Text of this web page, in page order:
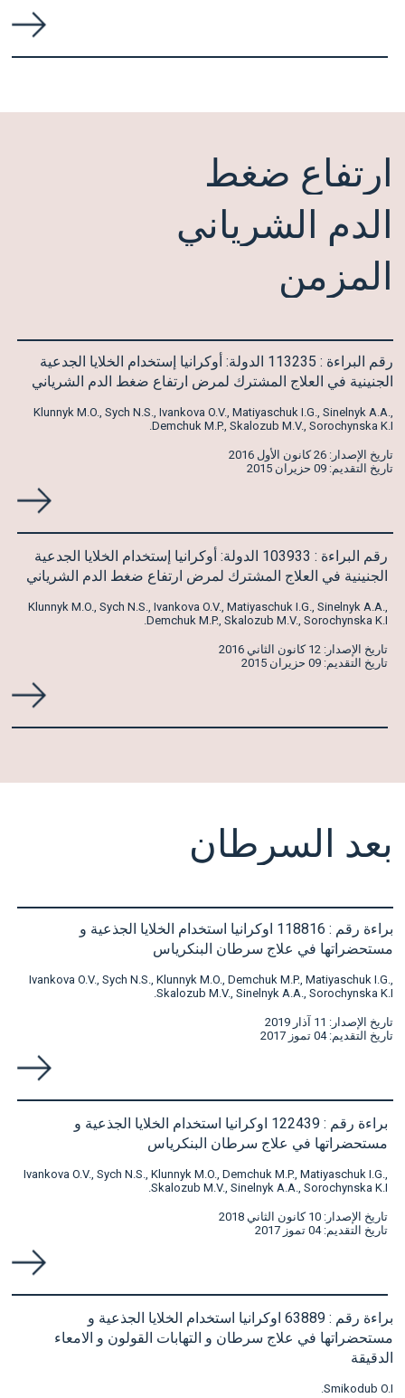
ارتفاع ضغط
الدم الشرياني
المزمن
رقم البراءة : 113235 الدولة: أوكرانيا إستخدام الخلايا الجدعية
الجنينية في العلاج المشترك لمرض ارتفاع ضغط الدم الشرياني
Klunnyk M.O., Sych N.S., Ivankova O.V., Matiyaschuk I.G., Sinelnyk A.A.,
Demchuk M.P., Skalozub M.V., Sorochynska K.I.
تاريخ الإصدار: 26 كانون الأول 2016
تاريخ التقديم: 09 حزيران 2015
رقم البراءة : 103933 الدولة: أوكرانيا إستخدام الخلايا الجدعية
الجنينية في العلاج المشترك لمرض ارتفاع ضغط الدم الشرياني
Klunnyk M.O., Sych N.S., Ivankova O.V., Matiyaschuk I.G., Sinelnyk A.A.,
Demchuk M.P., Skalozub M.V., Sorochynska K.I.
تاريخ الإصدار: 12 كانون الثاني 2016
تاريخ التقديم: 09 حزيران 2015
بعد السرطان
براءة رقم : 118816 اوكرانيا استخدام الخلايا الجذعية و
مستحضراتها في علاج سرطان البنكرياس
Ivankova O.V., Sych N.S., Klunnyk M.O., Demchuk M.P., Matiyaschuk I.G.,
Skalozub M.V., Sinelnyk A.A., Sorochynska K.I.
تاريخ الإصدار: 11 آذار 2019
تاريخ التقديم: 04 تموز 2017
براءة رقم : 122439 اوكرانيا استخدام الخلايا الجذعية و
مستحضراتها في علاج سرطان البنكرياس
Ivankova O.V., Sych N.S., Klunnyk M.O., Demchuk M.P., Matiyaschuk I.G.,
Skalozub M.V., Sinelnyk A.A., Sorochynska K.I.
تاريخ الإصدار: 10 كانون الثاني 2018
تاريخ التقديم: 04 تموز 2017
براءة رقم : 63889 اوكرانيا استخدام الخلايا الجذعية و
مستحضراتها في علاج سرطان و التهابات القولون و الامعاء
الدقيقة
Smikodub O.I.